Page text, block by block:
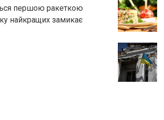
першою ракеткою
найкращих замикає